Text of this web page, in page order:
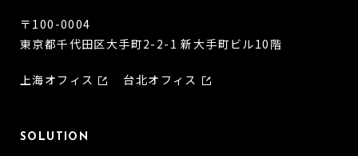
〒100-0004
東京都千代田区大手町2-2-1 新大手町ビル10階
上海オフィス 台北オフィス
SOLUTION